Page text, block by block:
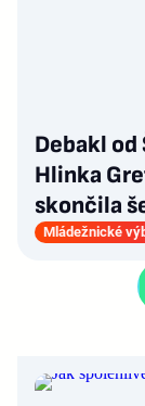
Debakl od
Hlinka
skončila
Mládežnické